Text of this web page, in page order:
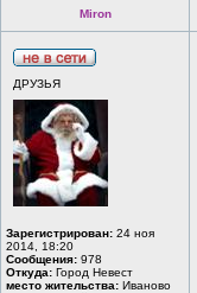
Miron
ДРУЗЬЯ
Зарегистрирован: 24 ноя
2014, 18:20
Сообщения: 978
Откуда: Город Невест
место жительства: Иваново